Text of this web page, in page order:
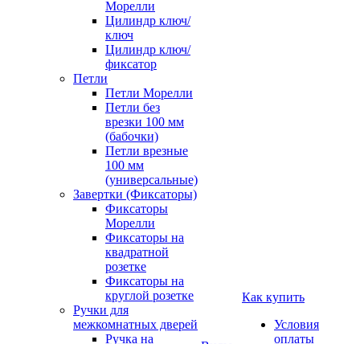
Морелли
Цилиндр ключ/
ключ
Цилиндр ключ/
фиксатор
Петли
Петли Морелли
Петли без
врезки 100 мм
(бабочки)
Петли врезные
100 мм
(универсальные)
Завертки (Фиксаторы)
Фиксаторы
Морелли
Фиксаторы на
квадратной
розетке
Фиксаторы на
круглой розетке
Ручки для
межкомнатных дверей
Ручка на
Как купить
Условия
оплаты